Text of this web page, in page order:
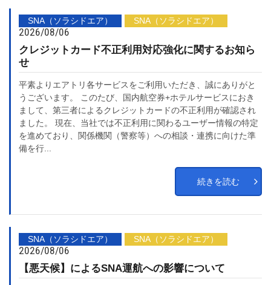
SNA（ソラシドエア） SNA（ソラシドエア）
2026/08/06
クレジットカード不正利用対応強化に関するお知ら
せ
平素よりエアトリ各サービスをご利用いただき、誠にありがと
うございます。 このたび、国内航空券+ホテルサービスにおき
まして、第三者によるクレジットカードの不正利用が確認され
ました。 現在、当社では不正利用に関わるユーザー情報の特定
を進めており、関係機関（警察等）への相談・連携に向けた準
備を行...
続きを読む
SNA（ソラシドエア） SNA（ソラシドエア）
2026/08/06
【悪天候】によるSNA運航への影響について